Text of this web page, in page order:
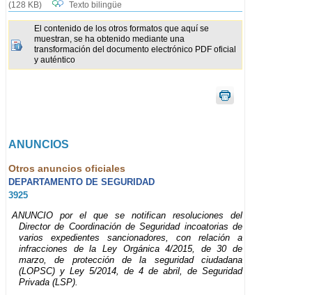
(128 KB)
Texto bilingüe
El contenido de los otros formatos que aquí se
muestran, se ha obtenido mediante una
transformación del documento electrónico PDF oficial
y auténtico
ANUNCIOS
Otros anuncios oficiales
DEPARTAMENTO DE SEGURIDAD
3925
ANUNCIO por el que se notifican resoluciones del
Director de Coordinación de Seguridad incoatorias de
varios expedientes sancionadores, con relación a
infracciones de la Ley Orgánica 4/2015, de 30 de
marzo, de protección de la seguridad ciudadana
(LOPSC) y Ley 5/2014, de 4 de abril, de Seguridad
Privada (LSP).